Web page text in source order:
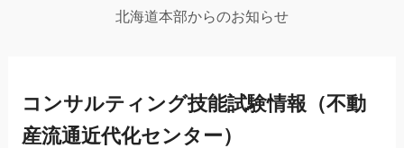
北海道本部からのお知らせ
コンサルティング技能試験情報（不動
産流通近代化センター）